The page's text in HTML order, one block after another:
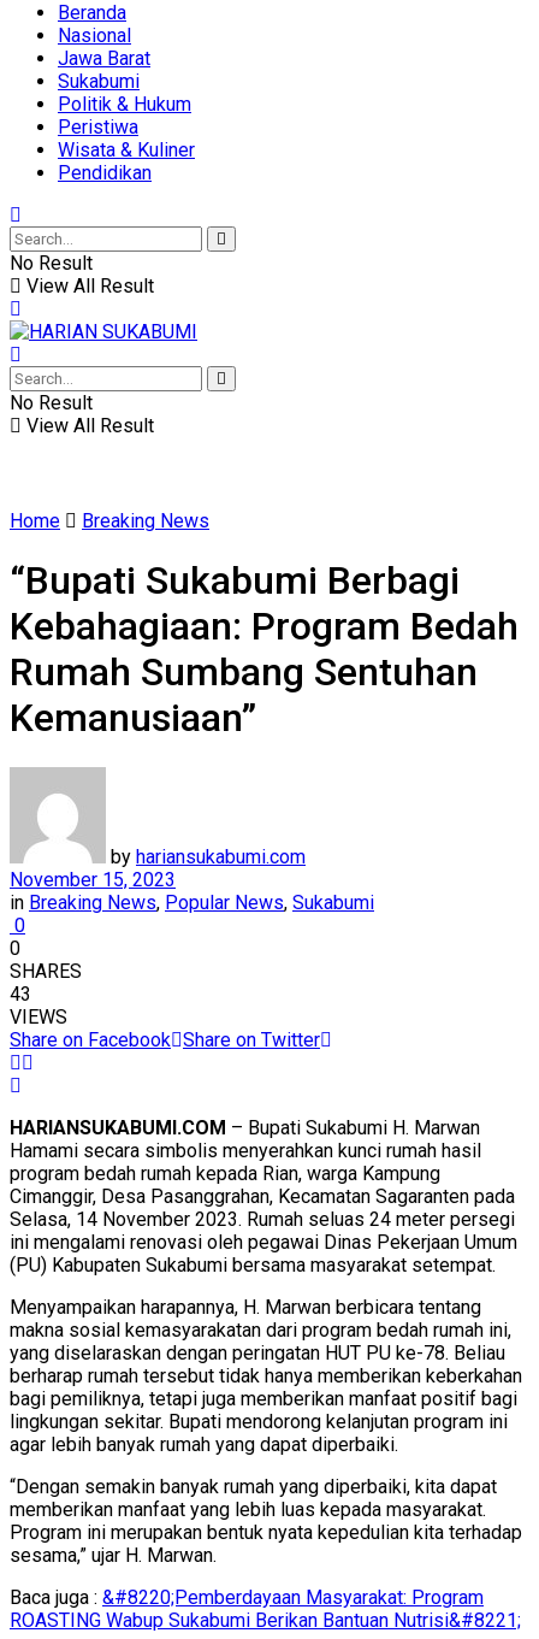
Beranda
Nasional
Jawa Barat
Sukabumi
Politik & Hukum
Peristiwa
Wisata & Kuliner
Pendidikan
No Result
View All Result
No Result
View All Result
Home Breaking News
“Bupati Sukabumi Berbagi
Kebahagiaan: Program Bedah
Rumah Sumbang Sentuhan
Kemanusiaan”
by hariansukabumi.com
November 15, 2023
in Breaking News, Popular News, Sukabumi
0
0
SHARES
43
VIEWS
Share on Facebook Share on Twitter
HARIANSUKABUMI.COM – Bupati Sukabumi H. Marwan
Hamami secara simbolis menyerahkan kunci rumah hasil
program bedah rumah kepada Rian, warga Kampung
Cimanggir, Desa Pasanggrahan, Kecamatan Sagaranten pada
Selasa, 14 November 2023. Rumah seluas 24 meter persegi
ini mengalami renovasi oleh pegawai Dinas Pekerjaan Umum
(PU) Kabupaten Sukabumi bersama masyarakat setempat.
Menyampaikan harapannya, H. Marwan berbicara tentang
makna sosial kemasyarakatan dari program bedah rumah ini,
yang diselaraskan dengan peringatan HUT PU ke-78. Beliau
berharap rumah tersebut tidak hanya memberikan keberkahan
bagi pemiliknya, tetapi juga memberikan manfaat positif bagi
lingkungan sekitar. Bupati mendorong kelanjutan program ini
agar lebih banyak rumah yang dapat diperbaiki.
“Dengan semakin banyak rumah yang diperbaiki, kita dapat
memberikan manfaat yang lebih luas kepada masyarakat.
Program ini merupakan bentuk nyata kepedulian kita terhadap
sesama,” ujar H. Marwan.
Baca juga : &#8220;Pemberdayaan Masyarakat: Program
ROASTING Wabup Sukabumi Berikan Bantuan Nutrisi&#8221;